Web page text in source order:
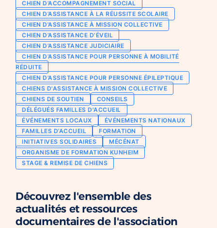
Chien d’assistance pour personne
épileptique
CHIENS À MISSION COLLECTIVE
Chien d’assistance d’accompagnement
social
Chien d’assistance à la réussite scolaire
Chien d’assistance judiciaire
Je deviens mécène ou partenaire
Ils nous soutiennent
Je m’engage / j’engage mes collaborateurs
Je lance une collecte
J’engage mes clients
CHIEN D’ACCOMPAGNEMENT SOCIAL
CHIEN D’ASSISTANCE À LA RÉUSSITE SCOLAIRE
CHIEN D’ASSISTANCE À MISSION COLLECTIVE
CHIEN D’ASSISTANCE D’ÉVEIL
CHIEN D’ASSISTANCE JUDICIAIRE
CHIEN D’ASSISTANCE POUR PERSONNE À MOBILITÉ
RÉDUITE
CHIEN D’ASSISTANCE POUR PERSONNE ÉPILEPTIQUE
CHIENS D'ASSISTANCE À MISSION COLLECTIVE
CHIENS DE SOUTIEN
CONSEILS
DÉLÉGUÉS FAMILLES D'ACCUEIL
ÉVÉNEMENTS LOCAUX
ÉVÉNEMENTS NATIONAUX
FAMILLES D’ACCUEIL
FORMATION
INITIATIVES SOLIDAIRES
MÉCÉNAT
ORGANISME DE FORMATION KUNHEIM
STAGE & REMISE DE CHIENS
Découvrez l'ensemble des
actualités et ressources
documentaires de l'association